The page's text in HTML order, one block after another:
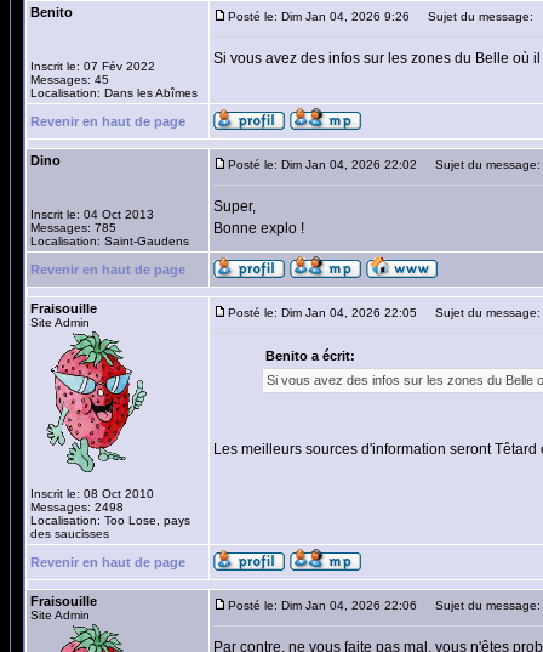
Benito
Inscrit le: 07 Fév 2022
Messages: 45
Localisation: Dans les Abîmes
Posté le: Dim Jan 04, 2026 9:26 Sujet du message:
Si vous avez des infos sur les zones du Belle où
Revenir en haut de page
Dino
Inscrit le: 04 Oct 2013
Messages: 785
Localisation: Saint-Gaudens
Posté le: Dim Jan 04, 2026 22:02 Sujet du message:
Super,
Bonne explo !
Revenir en haut de page
Fraisouille
Site Admin
Inscrit le: 08 Oct 2010
Messages: 2498
Localisation: Too Lose, pays
des saucisses
Posté le: Dim Jan 04, 2026 22:05 Sujet du message:
Benito a écrit:
Si vous avez des infos sur les zones du Belle
Les meilleurs sources d'information seront Têtard
Revenir en haut de page
Fraisouille
Site Admin
Posté le: Dim Jan 04, 2026 22:06 Sujet du message:
Par contre, ne vous faite pas mal, vous n'êtes